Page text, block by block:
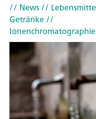
// News//
Getränke//
Ionenchromatographie